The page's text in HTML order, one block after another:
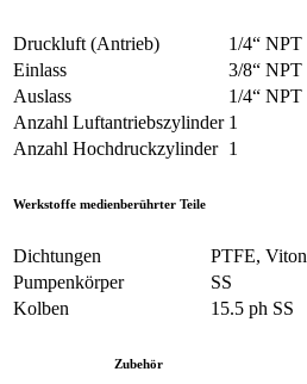
Druckluft (Antrieb)
1/4“ NPT
Einlass
3/8“ NPT
Auslass
1/4“ NPT
Anzahl Luftantriebszylinder 1
Anzahl Hochdruckzylinder 1
Werkstoffe medienberührter Teile
Dichtungen
PTFE, Viton
Pumpenkörper
SS
Kolben
15.5 ph SS
Zubehör